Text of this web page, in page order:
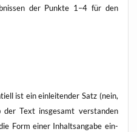
der Punk­te 1–4 für den
ist ein ein­lei­ten­der Satz (nein,
Text ins­ge­samt ver­stan­den
Form einer Inhalts­an­ga­be ein­